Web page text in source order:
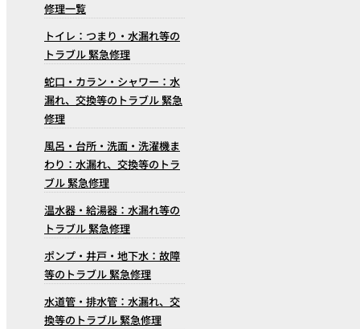
修理一覧
トイレ：つまり・水漏れ等の
トラブル 緊急修理
蛇口・カラン・シャワー：水
漏れ、交換等のトラブル 緊急
修理
風呂・台所・洗面・洗濯機ま
わり：水漏れ、交換等のトラ
ブル 緊急修理
温水器・給湯器：水漏れ等の
トラブル 緊急修理
ポンプ・井戸・地下水：故障
等のトラブル 緊急修理
水道管・排水管：水漏れ、交
換等のトラブル 緊急修理